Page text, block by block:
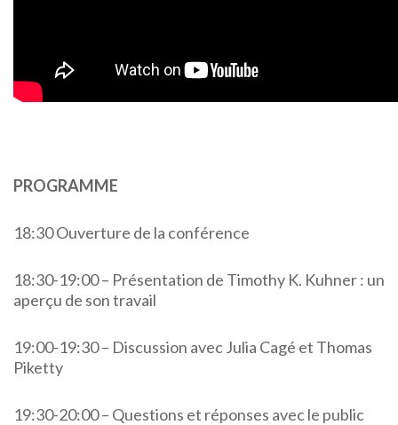
PROGRAMME
18:30 Ouverture de la conférence
18:30-19:00 – Présentation de Timothy K. Kuhner : un
aperçu de son travail
19:00-19:30 – Discussion avec Julia Cagé et Thomas
Piketty
19:30-20:00 – Questions et réponses avec le public